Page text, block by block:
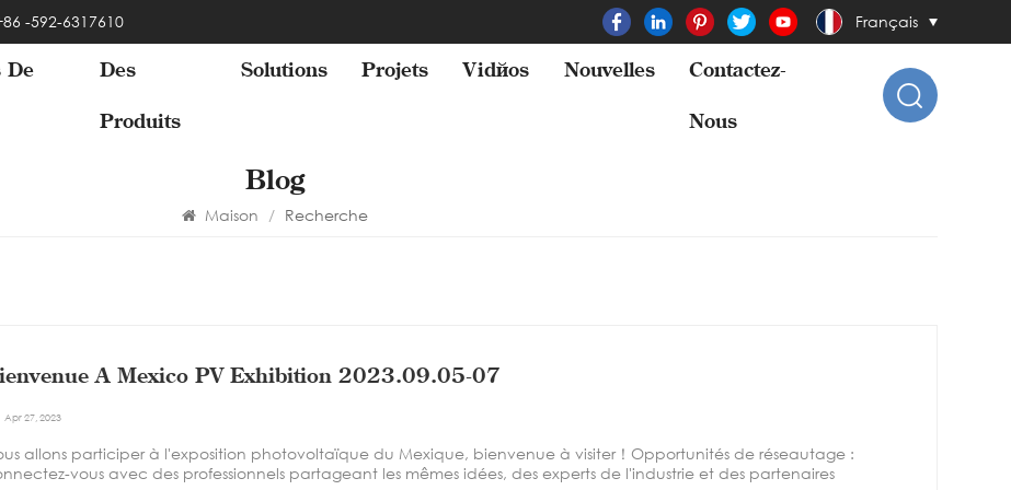
-592-6317610 Français
De Des
Produits
Solutions Projets Vidéos Nouvelles Contactez-
Nous
Blog
Maison / Recherche
À Mexico PV Exhibition 2023.09.05-07
Apr 27, 2023
allons participer à l'exposition photovoltaïque du Mexique, bienvenue à visiter！Opportunités de réseautage :
vous avec des professionnels partageant les mêmes idées, des experts de l'industrie et des partenaires